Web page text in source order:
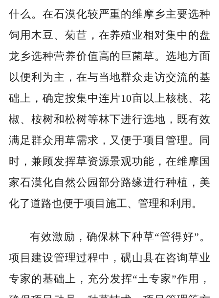
什么。在石漠化较严重的维摩乡主要选种
饲用木豆、菊苣，在养殖业相对集中的盘
龙乡选种营养价值高的巨菌草。选地方面
以便利为主，在与当地群众走访交流的基
础上，确定按集中连片10亩以上核桃、花
椒、桉树和松树等林下进行选地，既有效
满足群众用草需求，又便于项目管理。同
时，兼顾发挥草资源景观功能，在维摩国
家石漠化自然公园部分路缘进行种植，美
化了道路也便于项目施工、管理和利用。
有效激励，确保林下种草“管得好”。
项目建设管理过程中，砚山县在咨询草业
专家的基础上，充分发挥“土专家”作用，